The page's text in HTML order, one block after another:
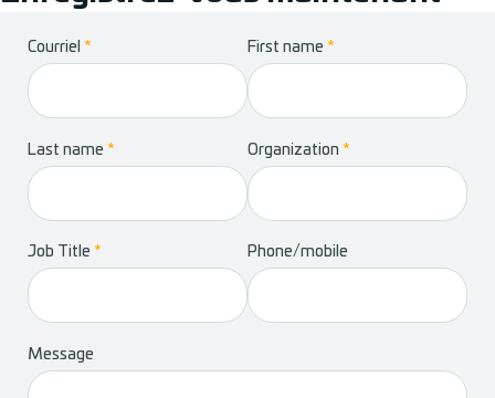
Section
Courriel * First name *
Last name * Organization *
Job Title * Phone/mobile
Message